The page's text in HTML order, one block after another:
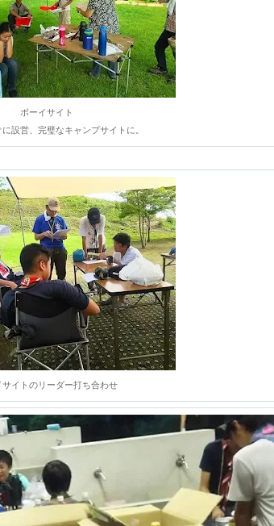
ボーイサイト
設営、完璧なキャンプサイトに。
サイトのリーダー打ち合わせ